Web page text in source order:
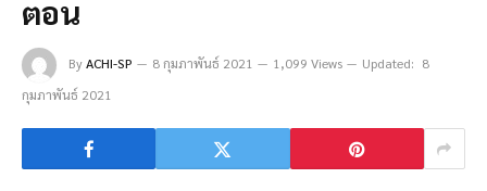
ตอน
ByACHI-SP 8 กุมภาพันธ์ 2021 1,099 Views Updated: 8
กุมภาพันธ์ 2021